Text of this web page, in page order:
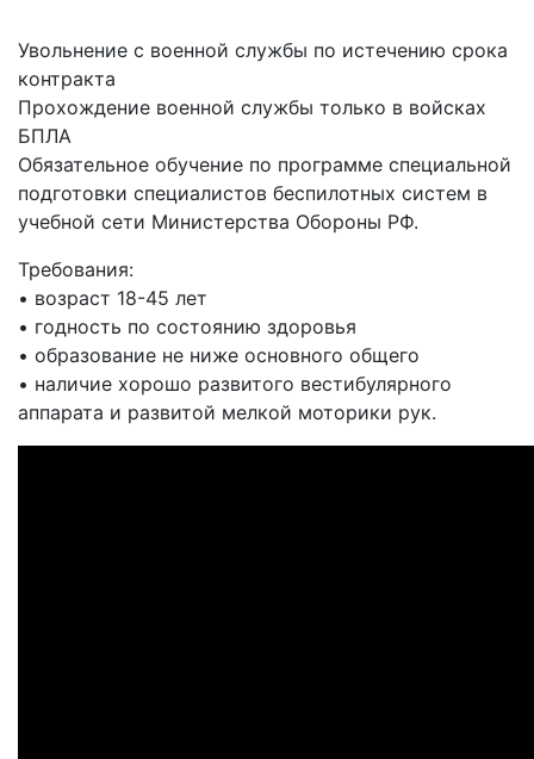
Увольнение с военной службы по истечению срока
контракта
Прохождение военной службы только в войсках
БПЛА
Обязательное обучение по программе специальной
подготовки специалистов беспилотных систем в
учебной сети Министерства Обороны РФ.
Требования:
• возраст 18-45 лет
• годность по состоянию здоровья
• образование не ниже основного общего
• наличие хорошо развитого вестибулярного
аппарата и развитой мелкой моторики рук.